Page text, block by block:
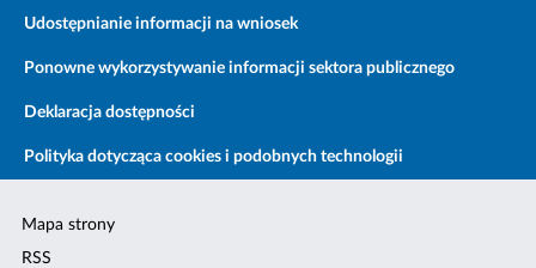
Udostępnianie informacji na wniosek
Ponowne wykorzystywanie informacji sektora publicznego
Deklaracja dostępności
Polityka dotycząca cookies i podobnych technologii
Mapa strony
RSS